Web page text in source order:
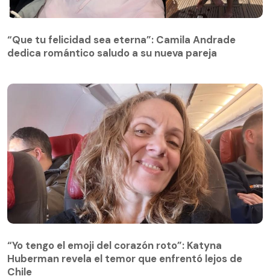
“Que tu felicidad sea eterna”: Camila Andrade
dedica romántico saludo a su nueva pareja
“Yo tengo el emoji del corazón roto”: Katyna
Huberman revela el temor que enfrentó lejos de
Chile